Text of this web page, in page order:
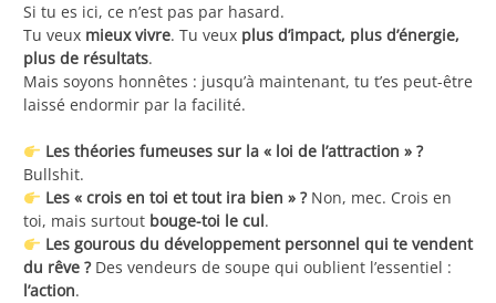
Si tu es ici, ce n’est pas par hasard.
Tu veux mieux vivre. Tu veux plus d’impact, plus d’énergie,
plus de résultats.
Mais soyons honnêtes : jusqu’à maintenant, tu t’es peut-être
laissé endormir par la facilité.
Les théories fumeuses sur la « loi de l’attraction » ?
Bullshit.
Les « crois en toi et tout ira bien » ?Non, mec. Crois en
toi, mais surtout bouge-toi le cul.
Les gourous du développement personnel qui te vendent
du rêve ?Des vendeurs de soupe qui oublient l’essentiel :
l’action.